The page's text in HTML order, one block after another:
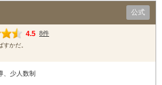
公式
4.5 8件
かだ。
、少人数制